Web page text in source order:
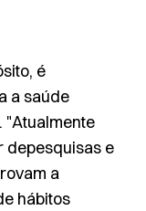
é
a saúde
"Atualmente
depesquisas e
a
hábitos